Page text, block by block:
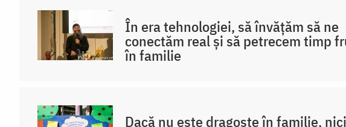
În era tehnologiei, să învățăm să ne
conectăm real și să petrecem timp
în familie
Dacă nu este dragoste în familie, nici